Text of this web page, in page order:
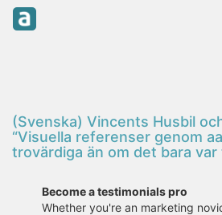
(Svenska) Vincents Husbil
“Visuella referenser genom
trovärdiga än om det bara var
Become a testimonials pro
Whether you're an marketing